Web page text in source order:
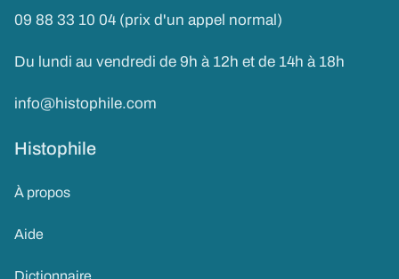
09 88 33 10 04 (prix d'un appel normal)
Du lundi au vendredi de 9h à 12h et de 14h à 18h
info@histophile.com
Histophile
À propos
Aide
Dictionnaire